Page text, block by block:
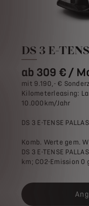
DS 3 E-
ab 309 € /
mit 9.190,- €
Kilometerleasing:
10.000km/Jahr
DS 3 E-TENSE
Komb. Werte gem.
DS 3 E-TENSE
km; CO2-Emission 0